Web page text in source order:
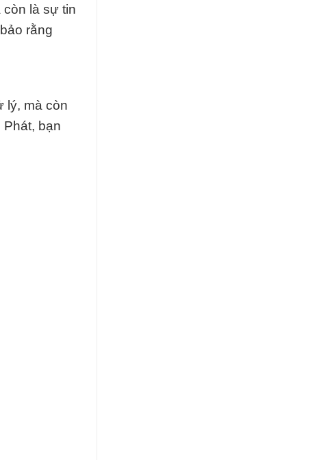
là sự tin
rằng
lý, mà còn
bạn